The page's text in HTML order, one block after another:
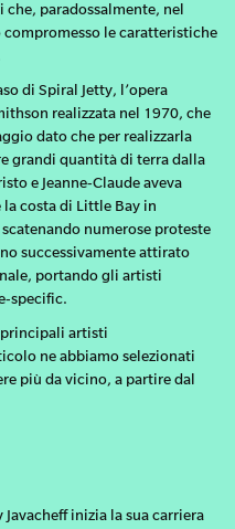
paradossalmente, nel
le caratteristiche
di Spiral Jetty, l’opera
realizzata nel 1970, che
dato che per realizzarla
grandi quantità di terra dalla
e Jeanne-Claude aveva
costa di Little Bay in
numerose proteste
successivamente attirato
portando gli artisti
specific.
artisti
ne abbiamo selezionati
più da vicino, a partire dal
inizia la sua carriera